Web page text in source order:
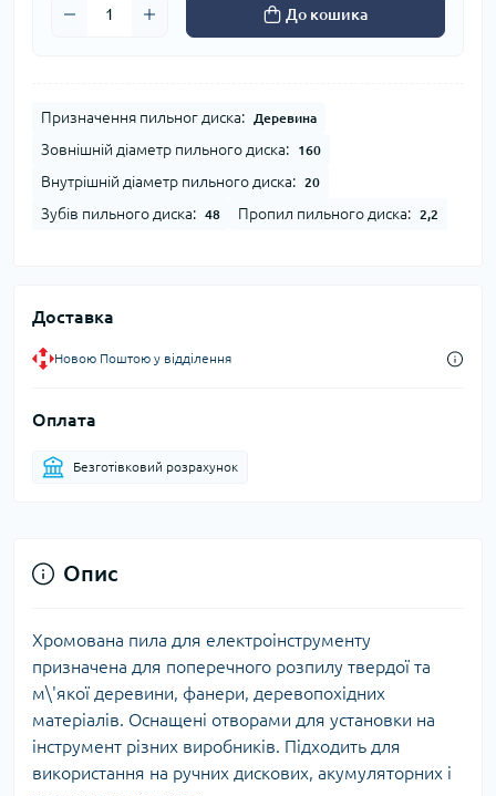
До кошика
Призначення пильног диска: Деревина
Зовнішній діаметр пильного диска: 160
Внутрішній діаметр пильного диска: 20
Зубів пильного диска: 48 Пропил пильного диска: 2,2
Доставка
Новою Поштою у відділення
Оплата
Безготівковий розрахунок
Опис
Хромована пила для електроінструменту
призначена для поперечного розпилу твердої та
м\'якої деревини, фанери, деревопохідних
матеріалів. Оснащені отворами для установки на
інструмент різних виробників. Підходить для
використання на ручних дискових, акумуляторних і